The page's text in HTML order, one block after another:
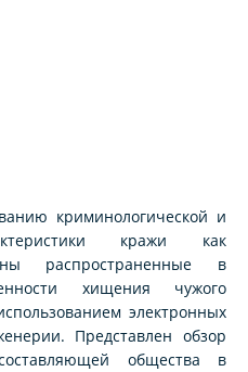
криминологической и
кражи как
распространенные в
хищения чужого
электронных
Представлен обзор
общества в